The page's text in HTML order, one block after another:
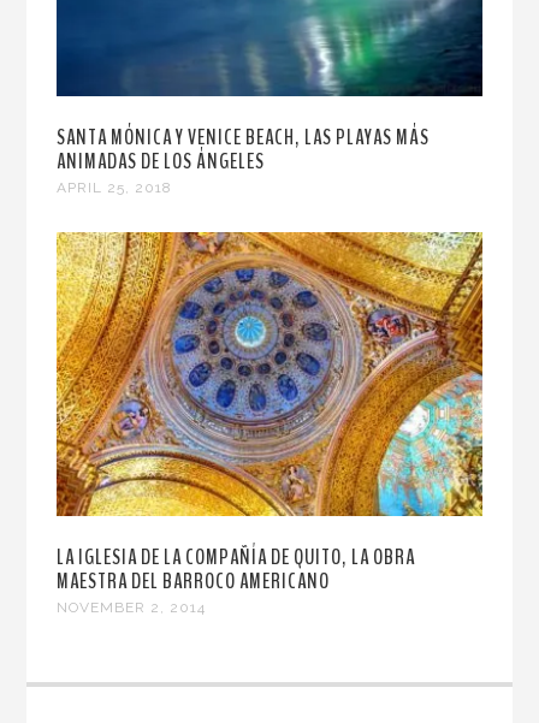
SANTA MÓNICA Y VENICE BEACH, LAS PLAYAS MÁS
ANIMADAS DE LOS ÁNGELES
APRIL 25, 2018
LA IGLESIA DE LA COMPAÑÍA DE QUITO, LA OBRA
MAESTRA DEL BARROCO AMERICANO
NOVEMBER 2, 2014